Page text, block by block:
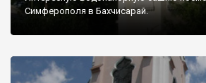
Симферополя в Бахчисарай.